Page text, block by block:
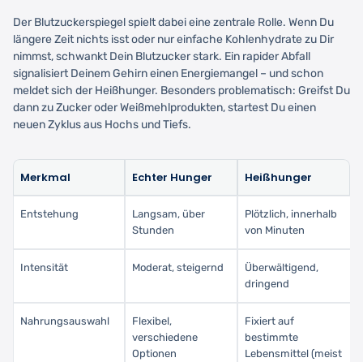
Der Blutzuckerspiegel spielt dabei eine zentrale Rolle. Wenn Du
längere Zeit nichts isst oder nur einfache Kohlenhydrate zu Dir
nimmst, schwankt Dein Blutzucker stark. Ein rapider Abfall
signalisiert Deinem Gehirn einen Energiemangel – und schon
meldet sich der Heißhunger. Besonders problematisch: Greifst Du
dann zu Zucker oder Weißmehlprodukten, startest Du einen
neuen Zyklus aus Hochs und Tiefs.
Merkmal Echter Hunger Heißhunger
Entstehung
Langsam, über
Stunden
Plötzlich, innerhalb
von Minuten
Intensität Moderat, steigernd
Überwältigend,
dringend
Nahrungsauswahl
Flexibel,
verschiedene
Optionen
Fixiert auf
bestimmte
Lebensmittel (meist